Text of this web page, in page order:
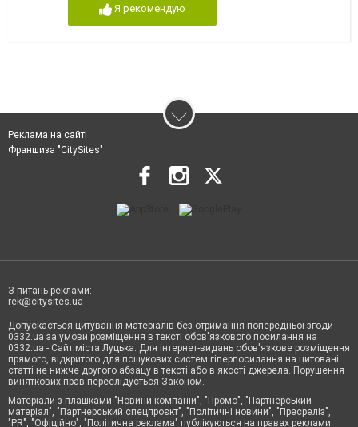
Я рекомендую
Реклама на сайті
Франшиза "CitySites"
З питань реклами:
rek@citysites.ua
Допускається цитування матеріалів без отримання попередньої згоди
0332.ua за умови розміщення в тексті обов'язкового посилання на
0332.ua - Сайт міста Луцька. Для інтернет-видань обов'язкове розміщення
прямого, відкритого для пошукових систем гіперпосилання на цитовані
статті не нижче другого абзацу в тексті або в якості джерела. Порушення
виняткових прав переслідується Законом.
Матеріали з плашками "Новини компаній", "Промо", "Партнерський
матеріал", "Партнерський спецпроєкт", "Політичні новини", "Пресреліз",
"PR", "Офіційно", "Політична реклама" публікуються на правах реклами.